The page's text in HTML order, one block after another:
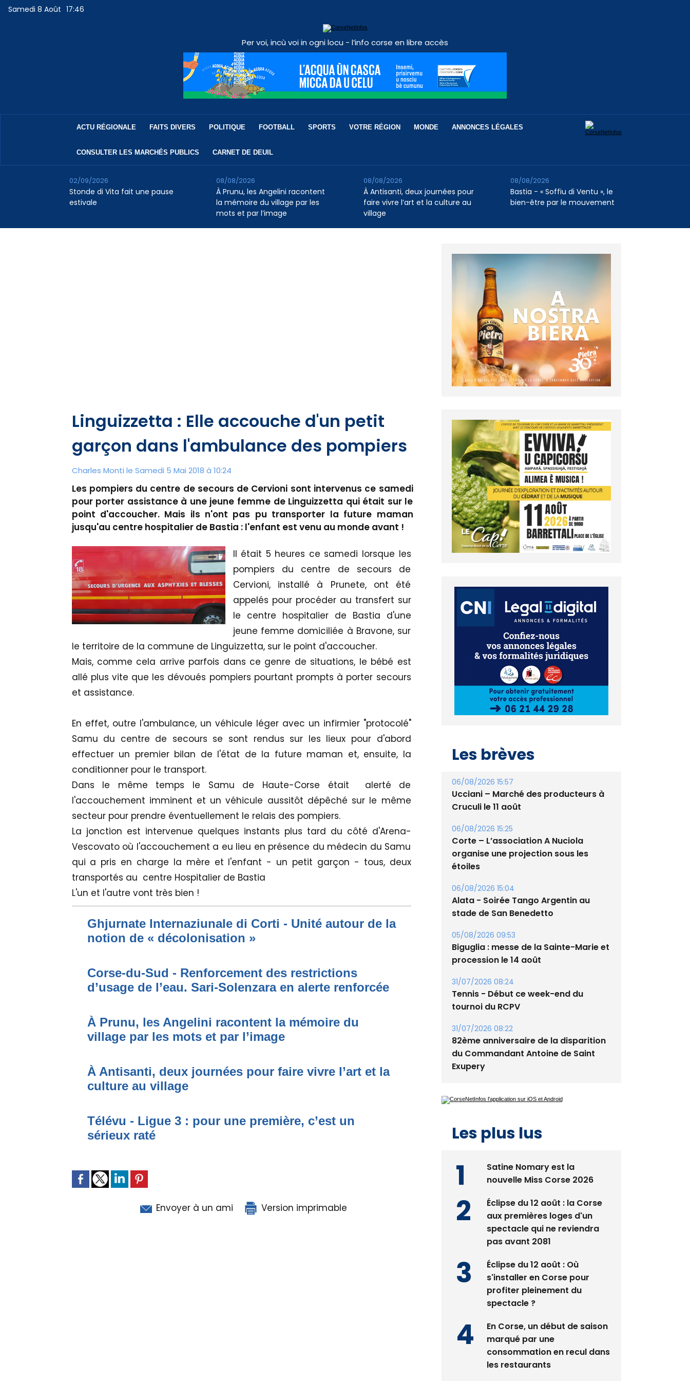
Samedi 8 Août 17:46
Per voi, incù voi in ogni locu - l’info corse en libre accès
ACTU RÉGIONALE FAITS DIVERS POLITIQUE FOOTBALL SPORTS VOTRE RÉGION MONDE ANNONCES LÉGALES
CONSULTER LES MARCHÉS PUBLICS CARNET DE DEUIL
Stonde di Vita fait une pause
estivale
02/09/2026
À Prunu, les Angelini racontent
la mémoire du village par les
mots et par l’image
08/08/2026
À Antisanti, deux journées pour
faire vivre l’art et la culture au
village
08/08/2026
Bastia - « Soffiu di Ventu », le
bien-être par le mouvement
08/08/2026
Linguizzetta : Elle accouche d'un petit
garçon dans l'ambulance des pompiers
Charles Monti le Samedi 5 Mai 2018 à 10:24
Les pompiers du centre de secours de Cervioni sont intervenus ce samedi
pour porter assistance à une jeune femme de Linguizzetta qui était sur le
point d'accoucher. Mais ils n'ont pas pu transporter la future maman
jusqu'au centre hospitalier de Bastia : l'enfant est venu au monde avant !
Il était 5 heures ce samedi lorsque les
pompiers du centre de secours de
Cervioni, installé à Prunete, ont été
appelés pour procéder au transfert sur
le centre hospitalier de Bastia d'une
jeune femme domiciliée à Bravone, sur
le territoire de la commune de Linguizzetta, sur le point d'accoucher.
Mais, comme cela arrive parfois dans ce genre de situations, le bébé est
allé plus vite que les dévoués pompiers pourtant prompts à porter secours
et assistance.
En effet, outre l'ambulance, un véhicule léger avec un infirmier "protocolé"
Samu du centre de secours se sont rendus sur les lieux pour d'abord
effectuer un premier bilan de l'état de la future maman et, ensuite, la
conditionner pour le transport.
Dans le même temps le Samu de Haute-Corse était alerté de
l'accouchement imminent et un véhicule aussitôt dépêché sur le même
secteur pour prendre éventuellement le relais des pompiers.
La jonction est intervenue quelques instants plus tard du côté d'Arena-
Vescovato où l'accouchement a eu lieu en présence du médecin du Samu
qui a pris en charge la mère et l'enfant - un petit garçon - tous, deux
transportés au centre Hospitalier de Bastia
L'un et l'autre vont très bien !
Ghjurnate Internaziunale di Corti - Unité autour de la
notion de « décolonisation »
Corse-du-Sud - Renforcement des restrictions
d’usage de l’eau. Sari-Solenzara en alerte renforcée
À Prunu, les Angelini racontent la mémoire du
village par les mots et par l’image
À Antisanti, deux journées pour faire vivre l’art et la
culture au village
Télévu - Ligue 3 : pour une première, c’est un
sérieux raté
Envoyer à un ami Version imprimable
06/08/2026 15:57
Cruculi le 11 août
06/08/2026 15:25
organise une projection sous les
étoiles
06/08/2026 15:04
stade de San Benedetto
05/08/2026 09:53
procession le 14 août
31/07/2026 08:24
tournoi du RCPV
31/07/2026 08:22
du Commandant Antoine de Saint
Exupery
Éclipse du 12 août : la Corse
spectacle qui ne reviendra
pas avant 2081
Éclipse du 12 août : Où
profiter pleinement du
spectacle ?
En Corse, un début de saison
consommation en recul dans
les restaurants
La gendarmerie alerte les